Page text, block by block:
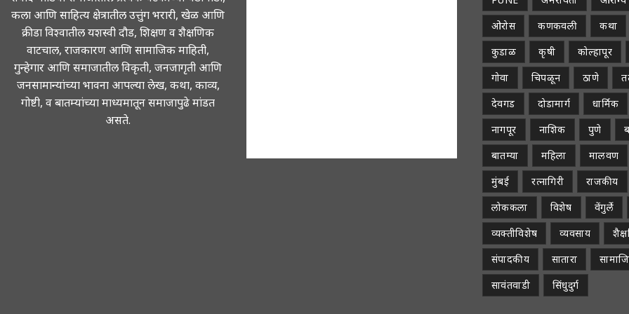
कला आणि साहित्य क्षेत्रातील उत्तुंग भरारी, खेळ आणि
क्रीडा विश्वातील यशस्वी दौड, शिक्षण व शैक्षणिक
वाटचाल, राजकारण आणि सामाजिक माहिती,
गुन्हेगार आणि समाजातील विकृती, जनजागृती आणि
जनसामान्यांच्या भावना आपल्या लेख, कथा, काव्य,
गोष्टी, व बातम्यांच्या माध्यमातून समाजापुढे मांडत
असते.
ओरोस
कणकवली कथा
कुडाळ
कृषी कोल्हापूर
गोवा
चिपळून ठाणे
देवगड
दोडामार्ग धार्मिक
नागपूर
नाशिक पुणे
बातम्या
महिला मालवण
मुंबई
रत्नागिरी राजकीय
लोककला
विशेष वेंगुर्ले
व्यक्तीविशेष
व्यवसाय
संपादकीय
सातारा
सावंतवाडी
सिंधुदुर्ग